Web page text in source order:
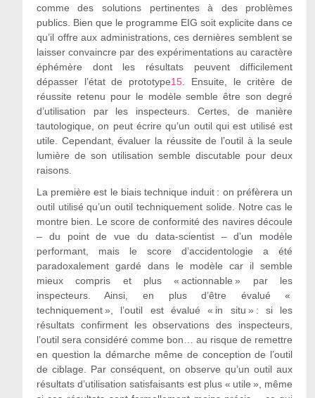
comme des solutions pertinentes à des problèmes
publics. Bien que le programme EIG soit explicite dans ce
qu’il offre aux administrations, ces dernières semblent se
laisser convaincre par des expérimentations au caractère
éphémère dont les résultats peuvent difficilement
dépasser l’état de prototype15. Ensuite, le critère de
réussite retenu pour le modèle semble être son degré
d’utilisation par les inspecteurs. Certes, de manière
tautologique, on peut écrire qu’un outil qui est utilisé est
utile. Cependant, évaluer la réussite de l’outil à la seule
lumière de son utilisation semble discutable pour deux
raisons.
La première est le biais technique induit : on préfèrera un
outil utilisé qu’un outil techniquement solide. Notre cas le
montre bien. Le score de conformité des navires découle
– du point de vue du data-scientist – d’un modèle
performant, mais le score d’accidentologie a été
paradoxalement gardé dans le modèle car il semble
mieux compris et plus « actionnable » par les
inspecteurs. Ainsi, en plus d’être évalué «
techniquement », l’outil est évalué « in situ » : si les
résultats confirment les observations des inspecteurs,
l’outil sera considéré comme bon… au risque de remettre
en question la démarche même de conception de l’outil
de ciblage. Par conséquent, on observe qu’un outil aux
résultats d’utilisation satisfaisants est plus « utile », même